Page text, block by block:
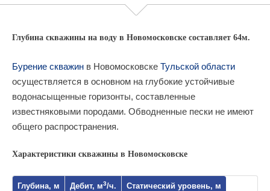
Глубина скважины на воду в Новомосковске составляет 64м.
Бурение скважин в Новомосковске Тульской области
осуществляется в основном на глубокие устойчивые
водонасыщенные горизонты, составленные
известняковыми породами. Обводненные пески не имеют
общего распространения.
Характеристики скважины в Новомосковске
Глубина, м Дебит, м3/ч. Статический уровень, м